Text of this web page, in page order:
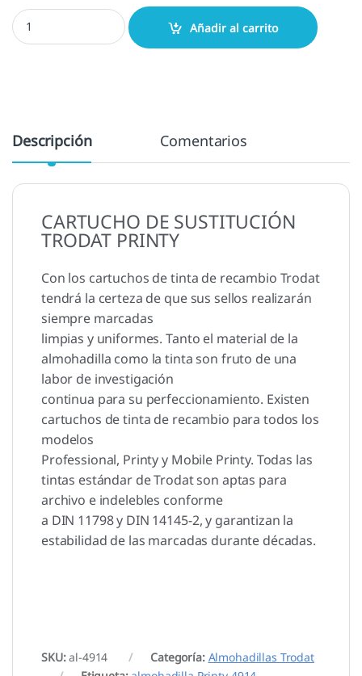
Almohadilla 4914 - 6/4914 cantidad
Añadir al carrito
Descripción Comentarios
CARTUCHO DE SUSTITUCIÓN
TRODAT PRINTY
Con los cartuchos de tinta de recambio Trodat
tendrá la certeza de que sus sellos realizarán
siempre marcadas
limpias y uniformes. Tanto el material de la
almohadilla como la tinta son fruto de una
labor de investigación
continua para su perfeccionamiento. Existen
cartuchos de tinta de recambio para todos los
modelos
Professional, Printy y Mobile Printy. Todas las
tintas estándar de Trodat son aptas para
archivo e indelebles conforme
a DIN 11798 y DIN 14145-2, y garantizan la
estabilidad de las marcadas durante décadas.
SKU:al-4914 Categoría: Almohadillas Trodat